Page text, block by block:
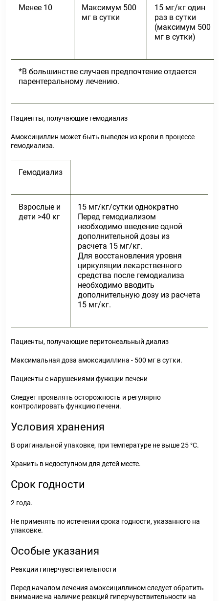
Менее 10
Максимум 500
мг в сутки
15 мг/кг один
раз в сутки
(максимум 500
мг в сутки)
*В большинстве случаев предпочтение отдается
парентеральному лечению.
Пациенты, получающие гемодиализ
Амоксициллин может быть выведен из крови в процессе
гемодиализа.
Гемодиализ
Взрослые и
дети >40 кг
15 мг/кг/сутки однократно
Перед гемодиализом
необходимо введение одной
дополнительной дозы из
расчета 15 мг/кг.
Для восстановления уровня
циркуляции лекарственного
средства после гемодиализа
необходимо вводить
дополнительную дозу из расчета
15 мг/кг.
Пациенты, получающие перитонеальный диализ
Максимальная доза амоксициллина - 500 мг в сутки.
Пациенты с нарушениями функции печени
Следует проявлять осторожность и регулярно
контролировать функцию печени.
Условия хранения
В оригинальной упаковке, при температуре не выше 25 °С.
Хранить в недоступном для детей месте.
Срок годности
2 года.
Не применять по истечении срока годности, указанного на
упаковке.
Особые указания
Реакции гиперчувствительности
Перед началом лечения амоксициллином следует обратить
внимание на наличие реакций гиперчувствительности на